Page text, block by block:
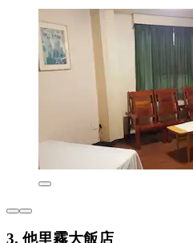
3. 他里霧大飯店